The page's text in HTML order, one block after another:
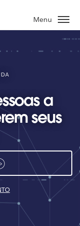
Menu
a
seus